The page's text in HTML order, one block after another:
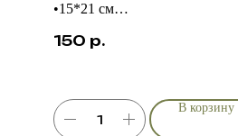
•15*21 см
•контурная резка
150 р.
В корзину